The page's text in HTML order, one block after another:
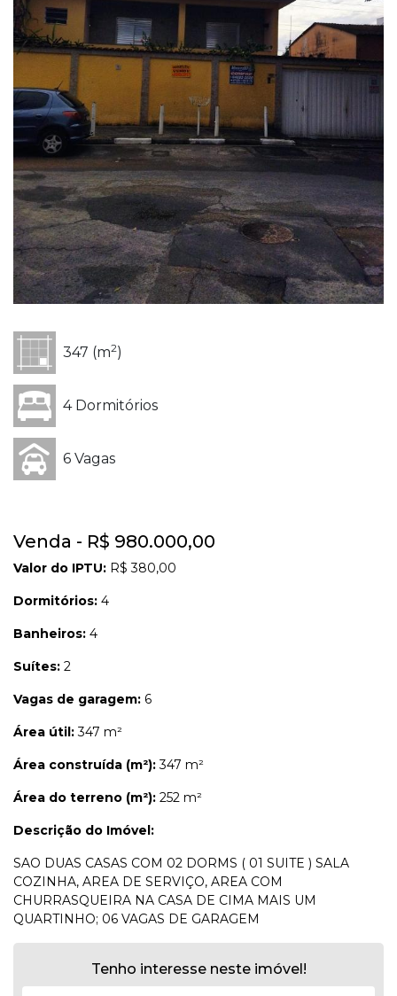
347 (m2)
4 Dormitórios
6 Vagas
Venda - R$ 980.000,00
Valor do IPTU: R$ 380,00
Dormitórios: 4
Banheiros: 4
Suítes: 2
Vagas de garagem: 6
Área útil:347 m²
Área construída (m²):347 m²
Área do terreno (m²): 252 m²
Descrição do Imóvel:
SAO DUAS CASAS COM 02 DORMS ( 01 SUITE ) SALA
COZINHA, AREA DE SERVIÇO, AREA COM
CHURRASQUEIRA NA CASA DE CIMA MAIS UM
QUARTINHO; 06 VAGAS DE GARAGEM
Tenho interesse neste imóvel!